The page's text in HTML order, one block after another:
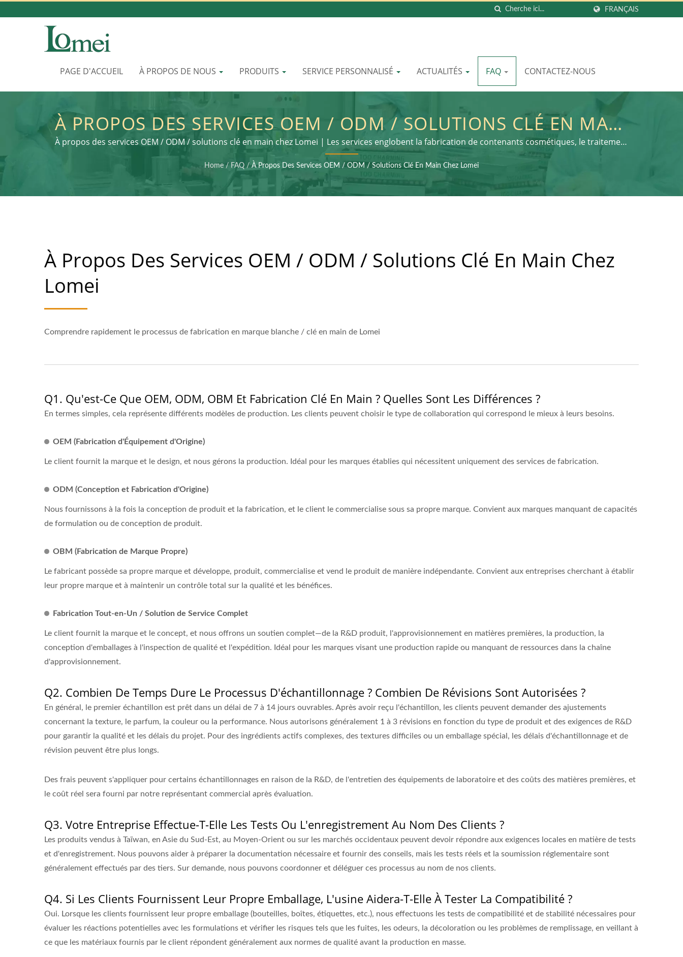
FRANÇAIS
PAGE D'ACCUEIL À PROPOS DE NOUS PRODUITS SERVICE PERSONNALISÉ ACTUALITÉS FAQ CONTACTEZ-NOUS
À PROPOS DES SERVICES OEM / ODM / SOLUTIONS CLÉ EN MAIN
CHEZ LOMEI | RÉVOLUTIONNER LA BEAUTÉ AVEC L'EMBALLAGE
COSMÉTIQUE PCR : L'AVENIR DE LA DURABILITÉ | LOMEI
À propos des services OEM / ODM / solutions clé en main chez Lomei | Les services englobent la fabrication de contenants cosmétiques, le traitement
secondaire et l'assemblage du produit final
Home / FAQ / À Propos Des Services OEM / ODM / Solutions Clé En Main Chez Lomei
À Propos Des Services OEM / ODM / Solutions Clé En Main Chez
Lomei
Comprendre rapidement le processus de fabrication en marque blanche / clé en main de Lomei
Q1. Qu'est-Ce Que OEM, ODM, OBM Et Fabrication Clé En Main ? Quelles Sont Les Différences ?
En termes simples, cela représente différents modèles de production. Les clients peuvent choisir le type de collaboration qui correspond le mieux à leurs besoins.
OEM (Fabrication d'Équipement d'Origine)
Le client fournit la marque et le design, et nous gérons la production. Idéal pour les marques établies qui nécessitent uniquement des services de fabrication.
ODM (Conception et Fabrication d'Origine)
Nous fournissons à la fois la conception de produit et la fabrication, et le client le commercialise sous sa propre marque. Convient aux marques manquant de capacités
de formulation ou de conception de produit.
OBM (Fabrication de Marque Propre)
Le fabricant possède sa propre marque et développe, produit, commercialise et vend le produit de manière indépendante. Convient aux entreprises cherchant à établir
leur propre marque et à maintenir un contrôle total sur la qualité et les bénéfices.
Fabrication Tout-en-Un / Solution de Service Complet
Le client fournit la marque et le concept, et nous offrons un soutien complet—de la R&D produit, l'approvisionnement en matières premières, la production, la
conception d'emballages à l'inspection de qualité et l'expédition. Idéal pour les marques visant une production rapide ou manquant de ressources dans la chaîne
d'approvisionnement.
Q2. Combien De Temps Dure Le Processus D'échantillonnage ? Combien De Révisions Sont Autorisées ?
En général, le premier échantillon est prêt dans un délai de 7 à 14 jours ouvrables. Après avoir reçu l'échantillon, les clients peuvent demander des ajustements
concernant la texture, le parfum, la couleur ou la performance. Nous autorisons généralement 1 à 3 révisions en fonction du type de produit et des exigences de R&D
pour garantir la qualité et les délais du projet. Pour des ingrédients actifs complexes, des textures difficiles ou un emballage spécial, les délais d'échantillonnage et de
révision peuvent être plus longs.
Des frais peuvent s'appliquer pour certains échantillonnages en raison de la R&D, de l'entretien des équipements de laboratoire et des coûts des matières premières, et
le coût réel sera fourni par notre représentant commercial après évaluation.
Q3. Votre Entreprise Effectue-T-Elle Les Tests Ou L'enregistrement Au Nom Des Clients ?
Les produits vendus à Taïwan, en Asie du Sud-Est, au Moyen-Orient ou sur les marchés occidentaux peuvent devoir répondre aux exigences locales en matière de tests
et d'enregistrement. Nous pouvons aider à préparer la documentation nécessaire et fournir des conseils, mais les tests réels et la soumission réglementaire sont
généralement effectués par des tiers. Sur demande, nous pouvons coordonner et déléguer ces processus au nom de nos clients.
Q4. Si Les Clients Fournissent Leur Propre Emballage, L'usine Aidera-T-Elle À Tester La Compatibilité ?
Oui. Lorsque les clients fournissent leur propre emballage (bouteilles, boîtes, étiquettes, etc.), nous effectuons les tests de compatibilité et de stabilité nécessaires pour
évaluer les réactions potentielles avec les formulations et vérifier les risques tels que les fuites, les odeurs, la décoloration ou les problèmes de remplissage, en veillant à
ce que les matériaux fournis par le client répondent généralement aux normes de qualité avant la production en masse.